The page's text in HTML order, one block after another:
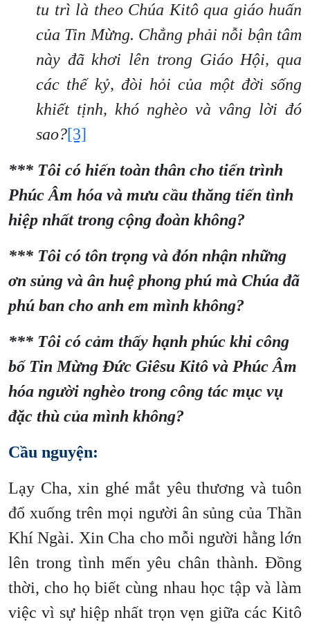
tu trì là theo Chúa Kitô qua giáo huấn
của Tin Mừng. Chẳng phải nỗi bận tâm
này đã khơi lên trong Giáo Hội, qua
các thế kỷ, đòi hỏi của một đời sống
khiết tịnh, khó nghèo và vâng lời đó
sao?[3]
*** Tôi có hiến toàn thân cho tiến trình
Phúc Âm hóa và mưu cầu thăng tiến tình
hiệp nhất trong cộng đoàn không?
*** Tôi có tôn trọng và đón nhận những
ơn sủng và ân huệ phong phú mà Chúa đã
phú ban cho anh em mình không?
*** Tôi có cảm thấy hạnh phúc khi công
bố Tin Mừng Đức Giêsu Kitô và Phúc Âm
hóa người nghèo trong công tác mục vụ
đặc thù của mình không?
Cầu nguyện:
Lạy Cha, xin ghé mắt yêu thương và tuôn
đổ xuống trên mọi người ân sủng của Thần
Khí Ngài. Xin Cha cho mỗi người hằng lớn
lên trong tình mến yêu chân thành. Đồng
thời, cho họ biết cùng nhau học tập và làm
việc vì sự hiệp nhất trọn vẹn giữa các Kitô